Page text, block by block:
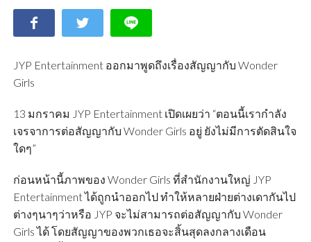
JYP Entertainment ออกมาพูดถึงเรื่องสัญญากับ Wonder
Girls
13 มกราคม JYP Entertainment เปิดเผยว่า “ตอนนี้เรากำลัง
เจรจาการต่อสัญญากับ Wonder Girls อยู่ ยังไม่มีการตัดสินใจ
ใดๆ”
ก่อนหน้านี้ภาพของ Wonder Girls ที่สำนักงานใหญ่ JYP
Entertainment ได้ถูกนำออกไป ทำให้หลายฝ่ายต่างเดากันไป
ต่างๆนาๆว่าหรือ JYP จะไม่สามารถต่อสัญญากับ Wonder
Girls ได้ โดยสัญญาของพวกเธอจะสิ้นสุดลงกลางเดือน